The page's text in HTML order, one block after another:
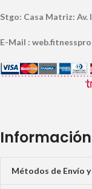
Stgo: Casa Matriz: Av.
E-Mail :
Métodos de Envío